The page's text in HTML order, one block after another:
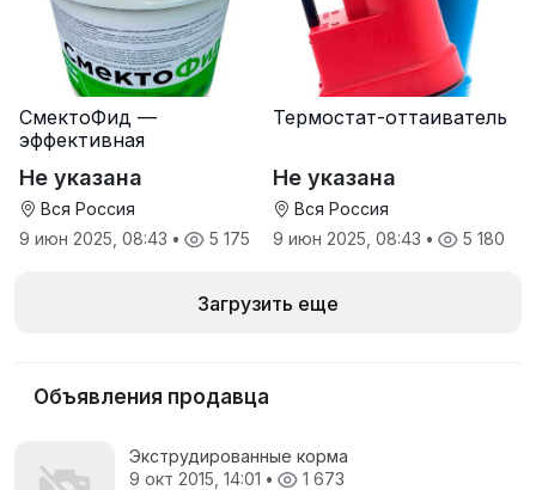
СмектоФид —
эффективная
антидиарейная
кормовая добавка для
телят
Не указана
Вся Россия
9 июн 2025, 08:43 • 5 175
Термостат-оттаиватель
Не указана
Вся Россия
9 июн 2025, 08:43 • 5 180
Загрузить еще
Объявления продавца
Экструдированные корма
9 окт 2015, 14:01 • 1 673